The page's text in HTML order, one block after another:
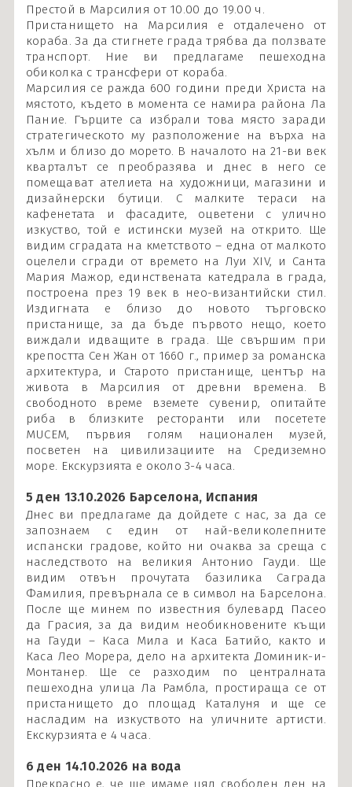
Престой в Марсилия от 10.00 до 19.00 ч.
Пристанището на Марсилия е отдалечено от
кораба. За да стигнете града трябва да ползвате
транспорт. Ние ви предлагаме пешеходна
обиколка с трансфери от кораба.
Марсилия се ражда 600 години преди Христа на
мястото, където в момента се намира района Ла
Пание. Гърците са избрали това място заради
стратегическото му разположение на върха на
хълм и близо до морето. В началото на 21-ви век
кварталът се преобразява и днес в него се
помещават ателиета на художници, магазини и
дизайнерски бутици. С малките тераси на
кафенетата и фасадите, оцветени с улично
изкуство, той е истински музей на открито. Ще
видим сградата на кметството – една от малкото
оцелели сгради от времето на Луи XIV, и Санта
Мария Мажор, единствената катедрала в града,
построена през 19 век в нео-византийски стил.
Издигната е близо до новото търговско
пристанище, за да бъде първото нещо, което
виждали идващите в града. Ще свършим при
крепостта Сен Жан от 1660 г., пример за романска
архитектура, и Старото пристанище, център на
живота в Марсилия от древни времена. В
свободното време вземете сувенир, опитайте
риба в близките ресторанти или посетете
MUCEM, първия голям национален музей,
посветен на цивилизациите на Средиземно
море. Екскурзията е около 3-4 часа.
5 ден 13.10.2026 Барселона, Испания
Днес ви предлагаме да дойдете с нас, за да се
запознаем с един от най-великолепните
испански градове, който ни очаква за среща с
наследството на великия Антонио Гауди. Ще
видим отвън прочутата базилика Саграда
Фамилия, превърнала се в символ на Барселона.
После ще минем по известния булевард Пасео
да Грасия, за да видим необикновените къщи
на Гауди – Каса Мила и Каса Батийо, както и
Каса Лео Морера, дело на архитекта Доминик-и-
Монтанер. Ще се разходим по централната
пешеходна улица Ла Рамбла, простираща се от
пристанището до площад Каталуня и ще се
насладим на изкуството на уличните артисти.
Екскурзията е 4 часа.
6 ден 14.10.2026 на вода
Прекрасно е, че ще имаме цял свободен ден на